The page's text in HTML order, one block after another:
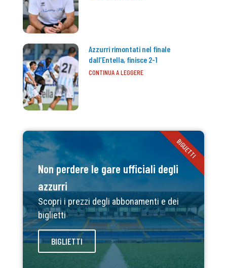
Azzurri rimontati nel finale
dall’Entella, finisce 2-1
CONTINUA A LEGGERE
Non perdere le gare ufficiali degli
azzurri
Scopri i prezzi degli abbonamenti e dei
biglietti
BIGLIETTI
BIGLIETTI